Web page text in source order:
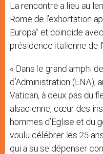
La rencontre a lieu au
Rome de l’exhortation
Europa” et coïncide
présidence italienne de
« Dans le grand amphi
d’Administration (ENA),
Vatican, à deux pas du
alsacienne, cœur des
hommes d’Eglise et du
voulu célébrer les 25
qui a su se dépenser